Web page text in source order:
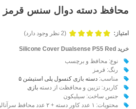
محافظ دسته دوال سنس قرمز
امتیاز: (2 نظر وجود دارد)
خرید Silicone Cover Dualsense PS5 Red
نوع: محافظ و برچسب
رنگ: قرمز
مناسب:دسته بازی کنسول پلی استیشن ۵
کاربرد:تزیین و محافظت از دسته‌بازی
جنس ساخت: سیلیکون
محتویات: ۱ عدد کاور دسته + ۲ عدد محافظ سرآنالوگ